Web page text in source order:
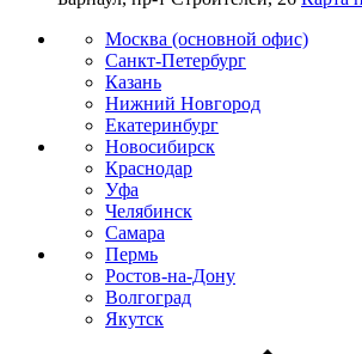
Москва (основной офис)
Санкт-Петербург
Казань
Нижний Новгород
Екатеринбург
Новосибирск
Краснодар
Уфа
Челябинск
Самара
Пермь
Ростов-на-Дону
Волгоград
Якутск